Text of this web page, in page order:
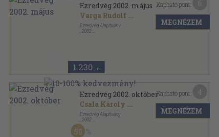
Ezredvég 2002. május
Varga Rudolf ...
Ezredvég Alapítvány
2002
1.230 ,-Ft
Kapható pont:
MEGNÉZEM
Ezredvég 2002. október
Csala Károly ...
Ezredvég Alapítvány
2002
Ragasztott papírkötés
Ezredvég sorozat
50
Kapható pont:
MEGNÉZEM